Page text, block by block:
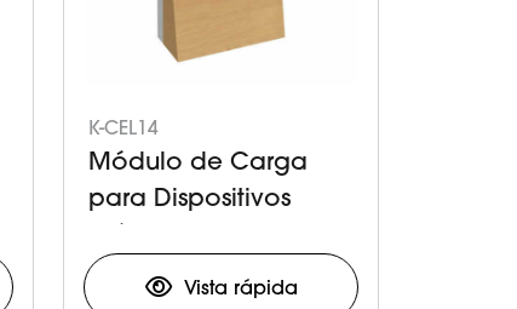
K-CEL14
Módulo de Carga
para Dispositivos
Móviles
Vista rápida